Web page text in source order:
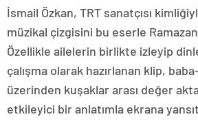
İsmail Özkan, TRT sanatçısı
müzikal çizgisini bu eserle
Özellikle ailelerin birlikte izleyip
çalışma olarak hazırlanan klip,
üzerinden kuşaklar arası değer
etkileyici bir anlatımla ekrana